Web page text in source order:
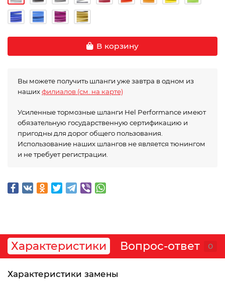
В корзину
Вы можете получить шланги уже завтра в одном из
нашихфилиалов (см. на карте)
Усиленные тормозные шланги Hel Performance имеют
обязательную государственную сертификацию и
пригодны для дорог общего пользования.
Использование наших шлангов не является тюнингом
и не требует регистрации.
Характеристики Вопрос-ответ 0
Характеристики замены